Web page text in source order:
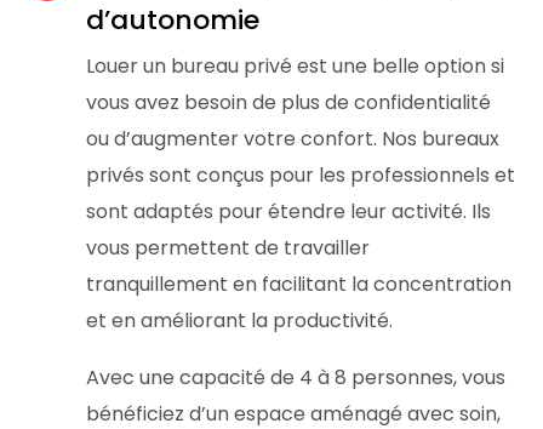
d’autonomie
Louer un bureau privé est une belle option si
vous avez besoin de plus de confidentialité
ou d’augmenter votre confort. Nos bureaux
privés sont conçus pour les professionnels et
sont adaptés pour étendre leur activité. Ils
vous permettent de travailler
tranquillement en facilitant la concentration
et en améliorant la productivité.
Avec une capacité de 4 à 8 personnes, vous
bénéficiez d’un espace aménagé avec soin,